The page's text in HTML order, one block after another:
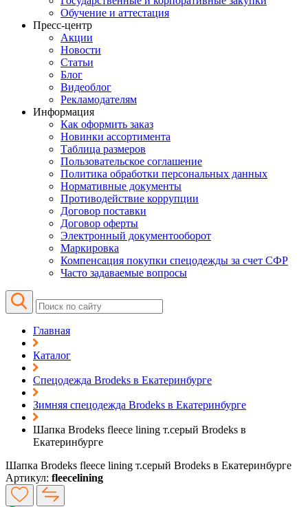
Обучение и аттестация
Пресс-центр
Акции
Новости
Статьи
Блог
Видеоблог
Рекламодателям
Информация
Как оформить заказ
Новинки ассортимента
Таблица размеров
Пользовательское соглашение
Политика обработки персональных данных
Нормативные документы
Противодействие коррупции
Договор поставки
Договор оферты
Электронный документооборот
Маркировка
Компенсация покупки спецодежды за счет СФР
Часто задаваемые вопросы
Главная
Каталог
Спецодежда Brodeks в Екатеринбурге
Зимняя спецодежда Brodeks в Екатеринбурге
Шапка Brodeks fleece lining т.серый Brodeks в
Екатеринбурге
Шапка Brodeks fleece lining т.серый Brodeks в Екатеринбурге
Артикул: fleecelining